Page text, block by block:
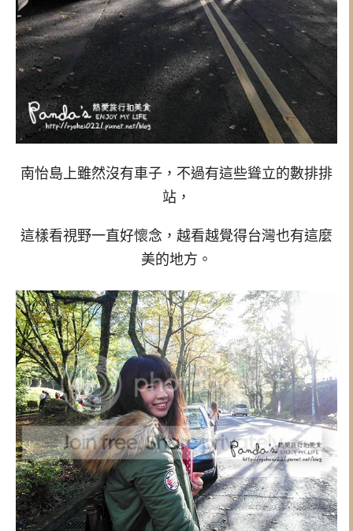
南怡島上雖然沒有車子，不過有這些聳立的數排排
站，
這樣看視野一直好懷念，越看越覺得台灣也有這麼
美的地方。